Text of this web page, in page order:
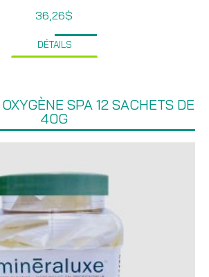
36,26$
DÉTAILS
SPA 12 SACHETS DE
40G